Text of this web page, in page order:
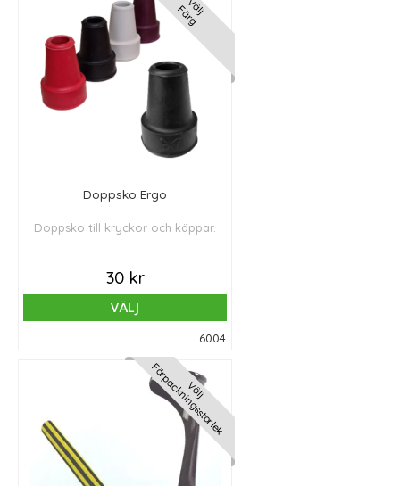
Välj
Färg
Doppsko Ergo
Doppsko till kryckor och käppar.
30 kr
VÄLJ
6004
Välj
Förpackningsstorlek